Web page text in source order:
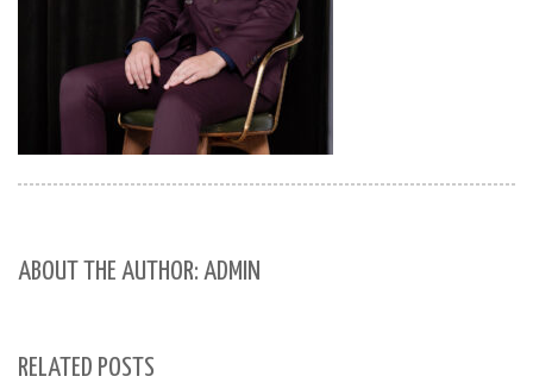
ABOUT THE AUTHOR: ADMIN
RELATED POSTS